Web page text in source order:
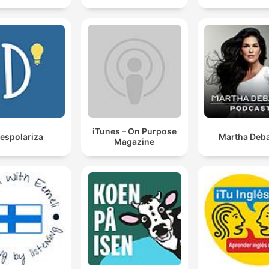
iTunes – On Purpose
Magazine
Martha